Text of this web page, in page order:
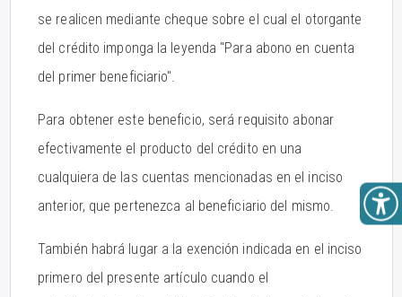
se realicen mediante cheque sobre el cual el otorgante
del crédito imponga la leyenda "Para abono en cuenta
del primer beneficiario".
Para obtener este beneficio, será requisito abonar
efectivamente el producto del crédito en una
cualquiera de las cuentas mencionadas en el inciso
anterior, que pertenezca al beneficiario del mismo.
También habrá lugar a la exención indicada en el inciso
primero del presente artículo cuando el